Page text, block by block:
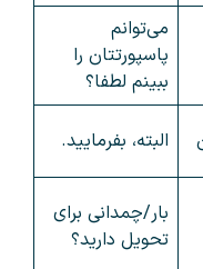
می‌توانم
پاسپورتتان را
ببینم لطفا؟
البته، بفرمایید.
بار/چمدانی برای
تحویل دارید؟